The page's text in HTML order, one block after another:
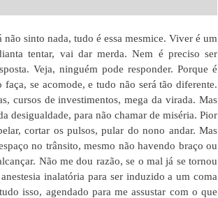
sinto nada, tudo é essa mesmice. Viver é um
tentar, vai dar merda. Nem é preciso ser
Veja, ninguém pode responder. Porque é
se acomode, e tudo não será tão diferente.
cursos de investimentos, mega da virada. Mas
desigualdade, para não chamar de miséria. Pior
cortar os pulsos, pular do nono andar. Mas
no trânsito, mesmo não havendo braço ou
Não me dou razão, se o mal já se tornou
inalatória para ser induzido a um coma
isso, agendado para me assustar com o que